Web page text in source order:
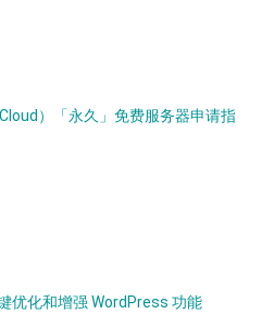
）「永久」免费服务器申请指
优化和增强 WordPress 功能